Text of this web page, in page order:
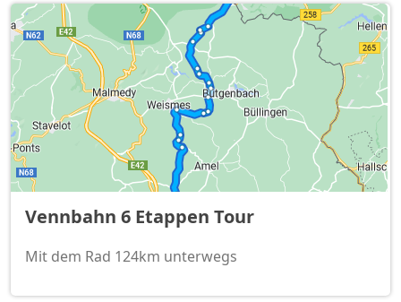
Vennbahn 6 Etappen Tour
Mit dem Rad 124km unterwegs